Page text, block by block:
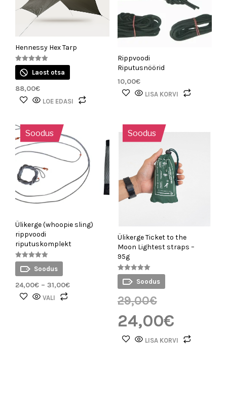
Hennessy Hex Tarp
Hinnanguga
5.00
/ 5
Laost otsa
88,00€
LOE EDASI
Rippvoodi
Riputusnöörid
10,00€
LISA KORVI
Soodus
Ülikerge (whoopie sling)
rippvoodi
riputuskomplekt
Hinnanguga
/ 5
Soodus
24,00€ – 31,00€
VALI
Soodus
Ülikerge Ticket to the
Moon Lightest straps –
95g
Hinnanguga
/ 5
Soodus
29,00€
24,00€
LISA KORVI